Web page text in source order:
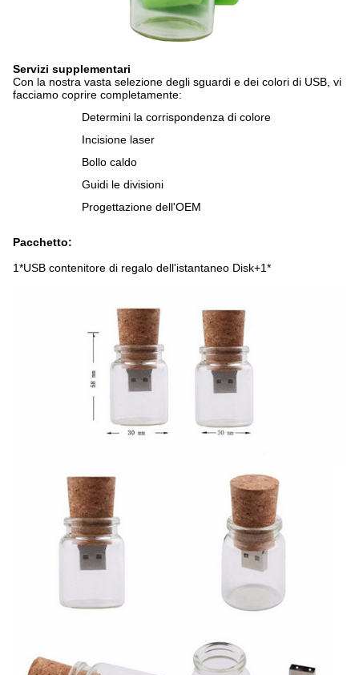
Servizi supplementari
Con la nostra vasta selezione degli sguardi e dei colori di USB, vi
facciamo coprire completamente:
Determini la corrispondenza di colore
Incisione laser
Bollo caldo
Guidi le divisioni
Progettazione dell'OEM
Pacchetto:
1*USB contenitore di regalo dell'istantaneo Disk+1*